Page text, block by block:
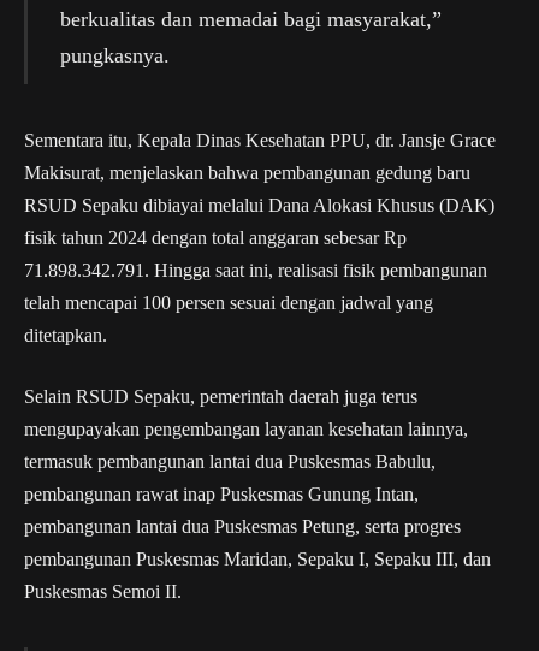
berkualitas dan memadai bagi masyarakat,”
pungkasnya.
Sementara itu, Kepala Dinas Kesehatan PPU, dr. Jansje Grace
Makisurat, menjelaskan bahwa pembangunan gedung baru
RSUD Sepaku dibiayai melalui Dana Alokasi Khusus (DAK)
fisik tahun 2024 dengan total anggaran sebesar Rp
71.898.342.791. Hingga saat ini, realisasi fisik pembangunan
telah mencapai 100 persen sesuai dengan jadwal yang
ditetapkan.
Selain RSUD Sepaku, pemerintah daerah juga terus
mengupayakan pengembangan layanan kesehatan lainnya,
termasuk pembangunan lantai dua Puskesmas Babulu,
pembangunan rawat inap Puskesmas Gunung Intan,
pembangunan lantai dua Puskesmas Petung, serta progres
pembangunan Puskesmas Maridan, Sepaku I, Sepaku III, dan
Puskesmas Semoi II.